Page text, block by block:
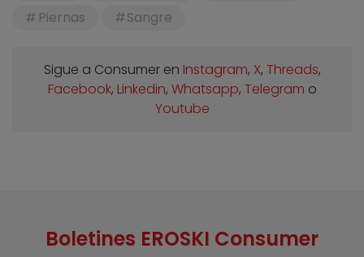
Piernas
Sangre
Sigue a Consumer en Instagram, X, Threads,
Facebook, Linkedin, Whatsapp, Telegram o
Youtube
Boletines EROSKI Consumer